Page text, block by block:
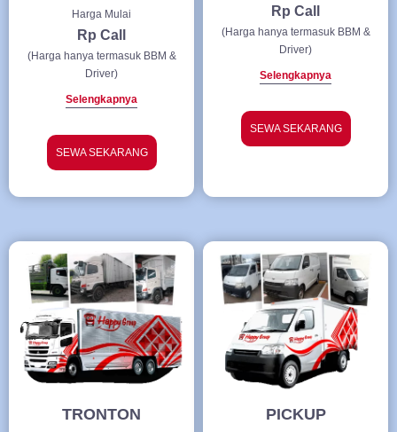
Harga Mulai
Rp Call
(Harga hanya termasuk BBM &
Driver)
Selengkapnya
SEWA SEKARANG
Rp Call
(Harga hanya termasuk BBM &
Driver)
Selengkapnya
SEWA SEKARANG
TRONTON PICKUP